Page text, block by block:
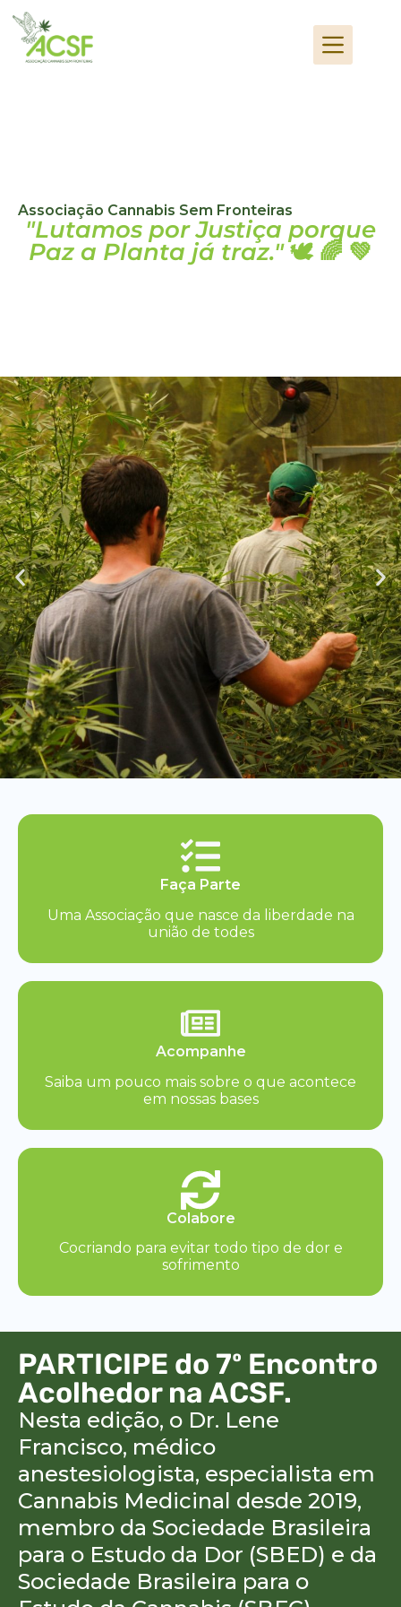
Associação Cannabis Sem Fronteiras
"Lutamos por Justiça porque
Paz a Planta já traz."🕊️ 🌈 💚
Faça Parte
Uma Associação que nasce da liberdade na
união de todes
Acompanhe
Saiba um pouco mais sobre o que acontece
em nossas bases
Colabore
Cocriando para evitar todo tipo de dor e
sofrimento
PARTICIPE do 7º Encontro
Acolhedor na ACSF.
Nesta edição, o Dr. Lene
Francisco, médico
anestesiologista, especialista em
Cannabis Medicinal desde 2019,
membro da Sociedade Brasileira
para o Estudo da Dor (SBED) e da
Sociedade Brasileira para o